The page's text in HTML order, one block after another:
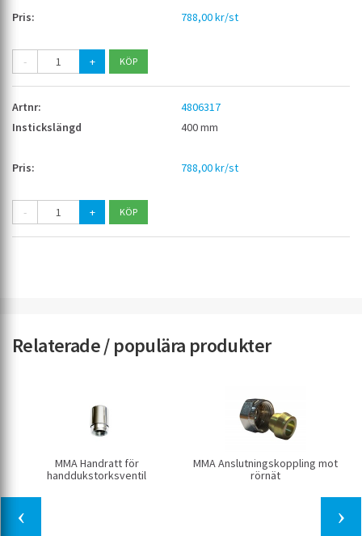
788,00 kr/st
- +
4806317
400 mm
788,00 kr/st
- +
Relaterade / populära produkter
MMA Handratt för
handdukstorksventil
MMA Anslutningskoppling mot
rörnät